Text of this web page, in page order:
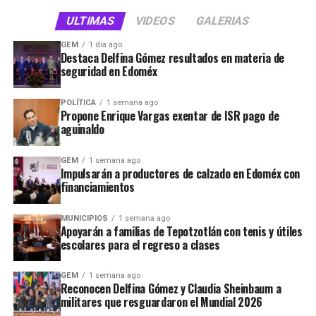
208 mil trámites o servicios jurídicos que permiten a las
familias construir sus proyectos de vida.
“Nos ha instruido la señora Gobernadora con estas
caravanas, que podamos atender en forma inmediata,
ágil, pero dando seguridad jurídica a nuestras familias
mexiquenses, decirles que siempre cuentan con el
Gobierno del Estado, todas las autoridades municipales
pero fundamentalmente las vecinas y los vecinos para
estar cerca de ustedes”, afirmó el Consejero Jurídico.
Desde su puesta en operación en febrero de 2024, las
dos caravanas han recorrido 68 municipios, es decir más
de la mitad del territorio estatal, acercando la justicia a
las comunidades más alejadas de los centros
administrativos, para abatir el rezago jurídico de la
población.
ULTIMAS VIDEOS GALERIAS
GEM 1 día ago
Destaca Delfina Gómez resultados en materia de
seguridad en Edoméx
POLÍTICA 1 semana ago
Propone Enrique Vargas exentar de ISR pago de
aguinaldo
GEM 1 semana ago
Impulsarán a productores de calzado en Edoméx con
financiamientos
MUNICIPIOS 1 semana ago
Apoyarán a familias de Tepotzotlán con tenis y útiles
escolares para el regreso a clases
GEM 1 semana ago
Reconocen Delfina Gómez y Claudia Sheinbaum a
militares que resguardaron el Mundial 2026